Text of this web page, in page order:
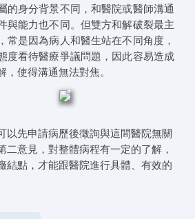
的身分背景不同，和醫院或醫師溝通
與能力也不同。但雙方和解破裂最主
常是因為病人和醫生站在不同角度，
度看待醫療爭議問題，因此容易造成
，使得溝通無法對焦。
以先申請病歷後徵詢與這間醫院無關
二意見，對整體病程有一定的了解，
結點，才能跟醫院進行具體、有效的